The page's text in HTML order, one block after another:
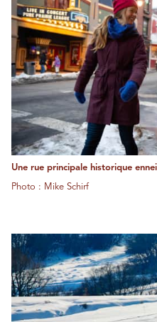
Une rue principale historique
Photo : Mike Schirf